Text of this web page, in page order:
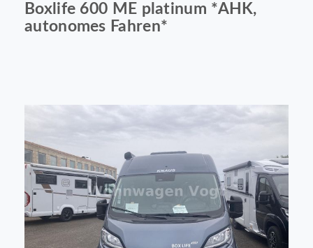
Boxlife 600 ME platinum *AHK,
autonomes Fahren*